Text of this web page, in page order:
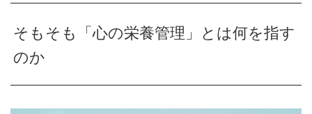
そもそも「心の栄養管理」とは何を指す
のか